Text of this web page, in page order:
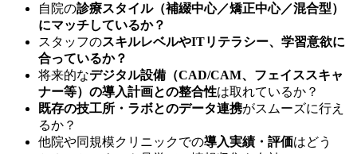
自院の診療スタイル（補綴中心／矯正中心／混合型）
にマッチしているか？
スタッフのスキルレベルやITリテラシー、学習意欲に
合っているか？
将来的なデジタル設備（CAD/CAM、フェイススキャ
ナー等）の導入計画との整合性は取れているか？
既存の技工所・ラボとのデータ連携がスムーズに行え
るか？
他院や同規模クリニックでの導入実績・評価はどう